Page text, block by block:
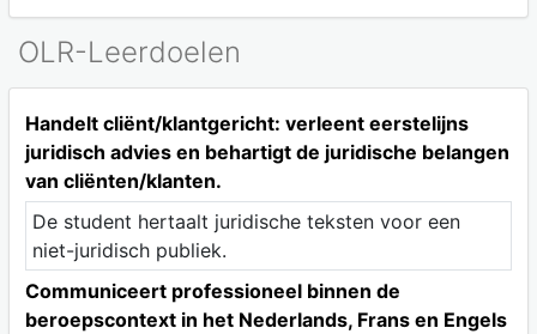
OLR-Leerdoelen
Handelt cliënt/klantgericht: verleent eerstelijns
juridisch advies en behartigt de juridische belangen
van cliënten/klanten.
De student hertaalt juridische teksten voor een
niet-juridisch publiek.
Communiceert professioneel binnen de
beroepscontext in het Nederlands, Frans en Engels